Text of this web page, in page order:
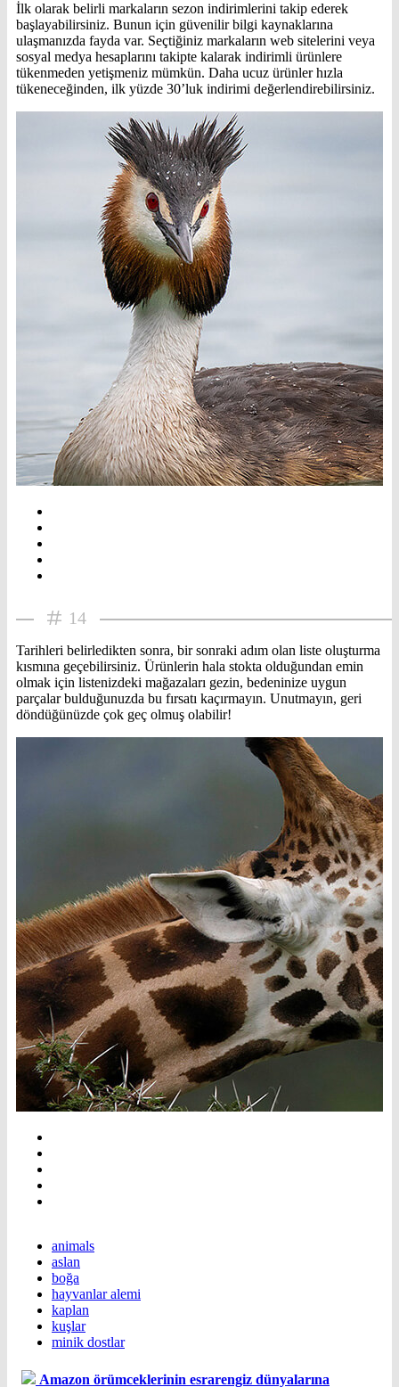
İlk olarak belirli markaların sezon indirimlerini takip ederek
başlayabilirsiniz. Bunun için güvenilir bilgi kaynaklarına
ulaşmanızda fayda var. Seçtiğiniz markaların web sitelerini veya
sosyal medya hesaplarını takipte kalarak indirimli ürünlere
tükenmeden yetişmeniz mümkün. Daha ucuz ürünler hızla
tükeneceğinden, ilk yüzde 30’luk indirimi değerlendirebilirsiniz.
14
Tarihleri belirledikten sonra, bir sonraki adım olan liste oluşturma
kısmına geçebilirsiniz. Ürünlerin hala stokta olduğundan emin
olmak için listenizdeki mağazaları gezin, bedeninize uygun
parçalar bulduğunuzda bu fırsatı kaçırmayın. Unutmayın, geri
döndüğünüzde çok geç olmuş olabilir!
animals
aslan
boğa
hayvanlar alemi
kaplan
kuşlar
minik dostlar
Amazon örümceklerinin esrarengiz dünyalarına